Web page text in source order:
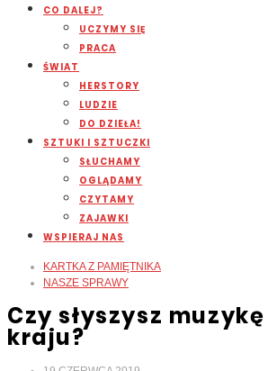
CO DALEJ?
UCZYMY SIĘ
PRACA
ŚWIAT
HERSTORY
LUDZIE
DO DZIEŁA!
SZTUKI I SZTUCZKI
SŁUCHAMY
OGLĄDAMY
CZYTAMY
ZAJAWKI
WSPIERAJ NAS
KARTKA Z PAMIĘTNIKA
NASZE SPRAWY
Czy słyszysz
kraju?